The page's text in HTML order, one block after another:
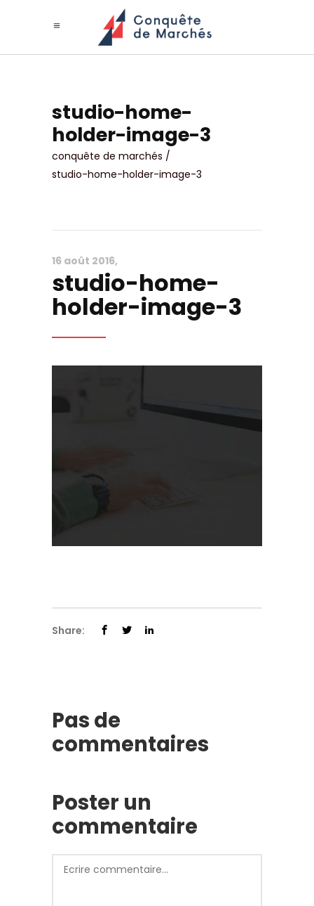
studio-home-
holder-image-3
conquête de marchés /
studio-home-holder-image-3
16 août 2016
studio-home-
holder-image-3
Share:
Pas de
commentaires
Poster un
commentaire